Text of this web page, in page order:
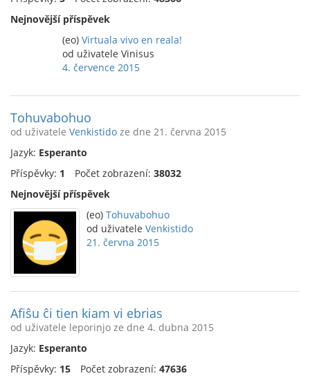
Nejnovější příspěvek
(eo) Virtuala vivo en reala!
od uživatele Vinisus
4. července 2015
Tohuvabohuo
od uživatele Venkistido ze dne 21. června 2015
Jazyk: Esperanto
Příspěvky: 1 Počet zobrazení: 38032
Nejnovější příspěvek
(eo) Tohuvabohuo
od uživatele Venkistido
21. června 2015
Afiŝu ĉi tien kiam vi ebrias
od uživatele leporinjo ze dne 4. dubna 2015
Jazyk: Esperanto
Příspěvky: 15 Počet zobrazení: 47636